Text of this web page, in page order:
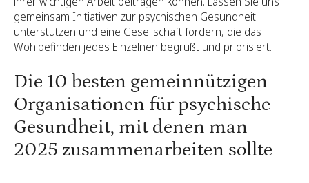
gemeinsam Initiativen zur psychischen Gesundheit
unterstützen und eine Gesellschaft fördern, die das
Wohlbefinden jedes Einzelnen begrüßt und priorisiert.
Die 10 besten gemeinnützigen
Organisationen für psychische
Gesundheit, mit denen man
2025 zusammenarbeiten sollte